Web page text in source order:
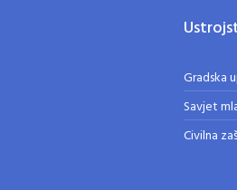
Gradska
Savjet
Civilna